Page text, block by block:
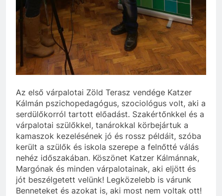
Az első várpalotai Zöld Terasz vendége Katzer
Kálmán pszichopedagógus, szociológus volt, aki a
serdülőkorról tartott előadást. Szakértőnkkel és a
várpalotai szülőkkel, tanárokkal körbejártuk a
kamaszok kezelésének jó és rossz példáit, szóba
került a szülők és iskola szerepe a felnőtté válás
nehéz időszakában. Köszönet Katzer Kálmánnak,
Margónak és minden várpalotainak, aki eljött és
jót beszélgetett velünk! Legközelebb is várunk
Benneteket és azokat is, aki most nem voltak ott!